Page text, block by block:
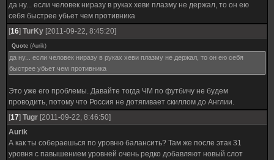
да ну... если человек ниразу в руках хеви плазму не держал, то он ею
себя быстрее убьет чем противника
[16] TurKy [2011-09-22, 8:45:20]
Quote (Aurik)
да ну... если человек ниразу в руках хеви плазму не держал, то он ею себя
быстрее убьет чем противника
Это уже его проблемы. Давайте тогда ЧМ по футбичу не будем
проводить, потому что Россия не дотягивает скиллом до Англии.
[17] Tugr [2011-09-22, 8:46:50]
Aurik
А как ты собераешься по уровню балансить? Там же после этак 31
уровня с павышением уровней очень редко добавляют новый слот